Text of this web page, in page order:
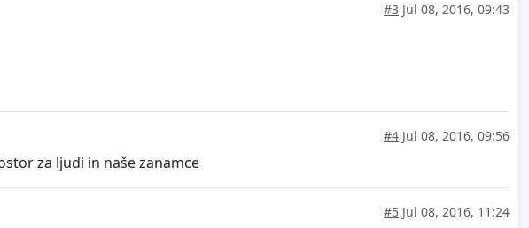
#3 Jul 08, 2016, 09:43
#4 Jul 08, 2016, 09:56
za ljudi in naše zanamce
#5 Jul 08, 2016, 11:24